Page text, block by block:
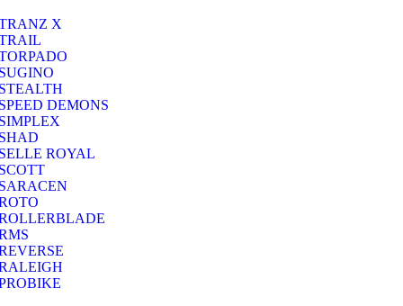
X
DEMONS
ROYAL